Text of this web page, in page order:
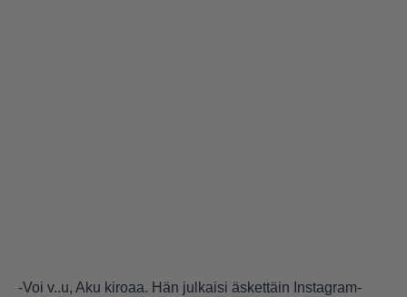
-Voi v..u, Aku kiroaa. Hän julkaisi äskettäin Instagram-